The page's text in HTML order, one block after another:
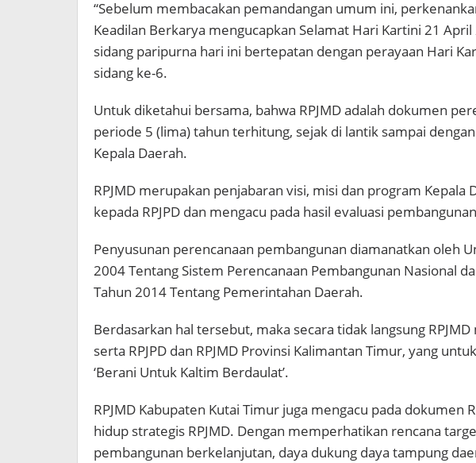
“Sebelum membacakan pemandangan umum ini,
Keadilan Berkarya mengucapkan Selamat Hari Kartini 21
sidang paripurna hari ini bertepatan dengan perayaan Hari
sidang ke-6.
Untuk diketahui bersama, bahwa RPJMD adalah dokumen
periode 5 (lima) tahun terhitung, sejak di lantik sampai
Kepala Daerah.
RPJMD merupakan penjabaran visi, misi dan program Kepala
kepada RPJPD dan mengacu pada hasil evaluasi
Penyusunan perencanaan pembangunan diamanatkan oleh
2004 Tentang Sistem Perencanaan Pembangunan Nasional
Tahun 2014 Tentang Pemerintahan Daerah.
Berdasarkan hal tersebut, maka secara tidak langsung RPJMD
serta RPJPD dan RPJMD Provinsi Kalimantan Timur, yang
‘Berani Untuk Kaltim Berdaulat’.
RPJMD Kabupaten Kutai Timur juga mengacu pada dokumen
hidup strategis RPJMD. Dengan memperhatikan rencana
pembangunan berkelanjutan, daya dukung daya tampung